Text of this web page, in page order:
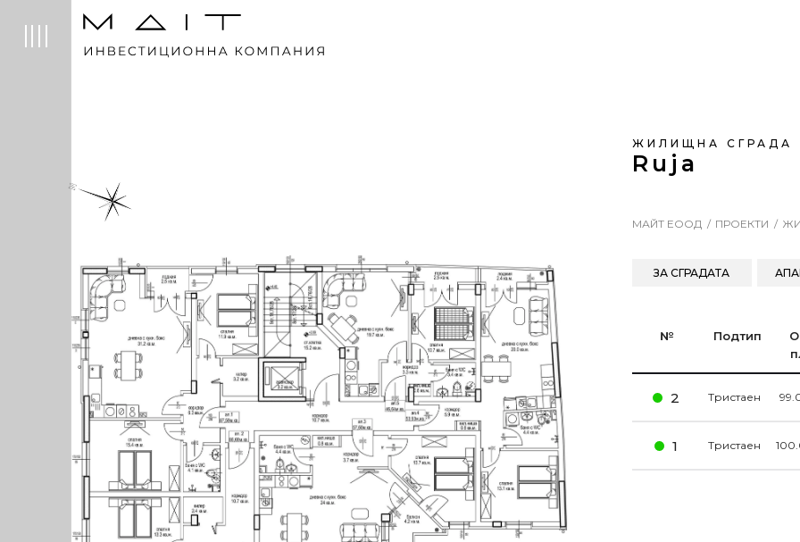
ЖИЛИЩНА СГРАДА
Ruja
МАЙТ ЕООД ПРОЕКТИ
ЗА СГРАДАТА
№ Подтип
2 Тристаен
1 Тристаен